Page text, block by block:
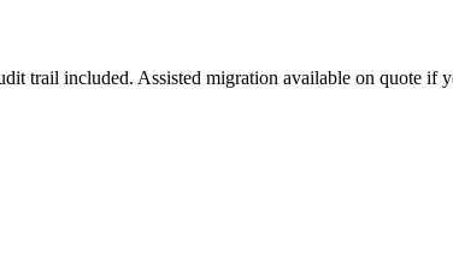
trail included. Assisted migration available on quote if